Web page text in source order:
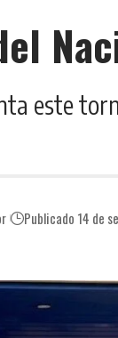
este
Publicado 14 de